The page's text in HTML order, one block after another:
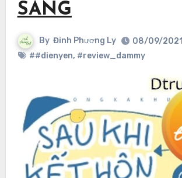
SANG
By Đinh Phương Ly
08/09/2021
##dienyen, #review_dammy